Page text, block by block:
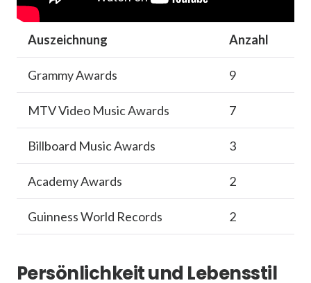
Auszeichnung Anzahl
Grammy Awards 9
MTV Video Music Awards 7
Billboard Music Awards 3
Academy Awards 2
Guinness World Records 2
Persönlichkeit und Lebensstil